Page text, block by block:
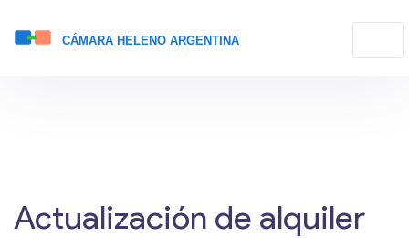
Actualización de alquiler